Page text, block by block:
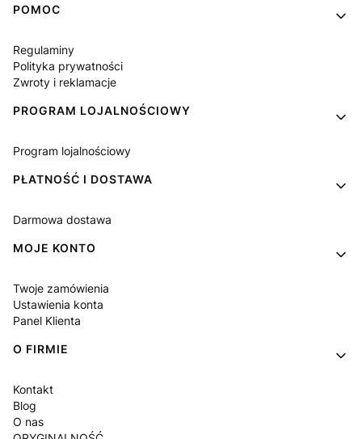
Linki w stopce
POMOC
Regulaminy
Polityka prywatności
Zwroty i reklamacje
PROGRAM LOJALNOŚCIOWY
Program lojalnościowy
PŁATNOŚĆ I DOSTAWA
Darmowa dostawa
MOJE KONTO
Twoje zamówienia
Ustawienia konta
Panel Klienta
O FIRMIE
Kontakt
Blog
O nas